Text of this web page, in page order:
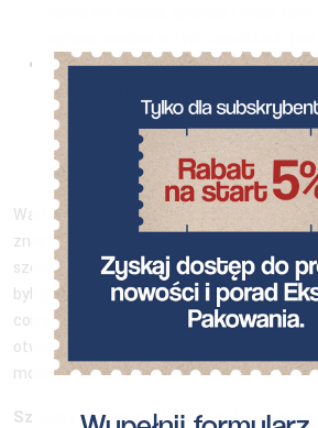
ograniczeniem w tych aspektach jest
Przemysł i budownictwo – produkcja
inne towary, wypełnienie pomiędzy
drewna, uszczelnienie pomiędzy
narzędzie do mierzenia poziomów i
budowlanych, a zastosowań jest o
Warto też wspomnieć, że
sznurek jutowy
znajduje swoje zastosowanie również w
szczególności wśród tych
byli postrzegani przez swoich klientów
company. Sznurek jutowy idealnie
otwarciem, a dodatkowe wykorzystanie
może podnieść wartość wizualną takiego
Sznurek jutowymożemy kupić w różnych